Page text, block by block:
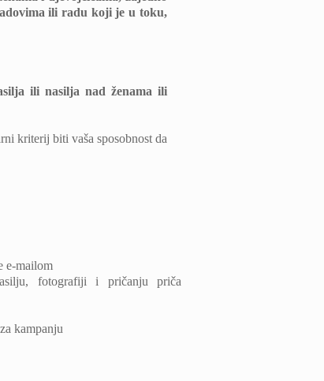
ili radu koji je u toku,
ili nasilja nad ženama ili
kriterij biti vaša sposobnost da
e-mailom
fotografiji i pričanju priča
kampanju